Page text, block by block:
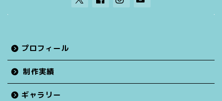
プロフィール
制作実績
ギャラリー